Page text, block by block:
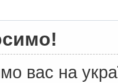
вас на